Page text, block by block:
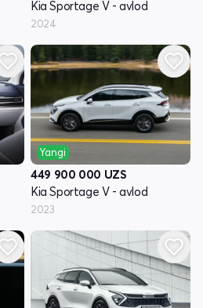
Kia Sportage V - avlod
2024
Yangi
449 900 000 UZS
Kia Sportage V - avlod
2023